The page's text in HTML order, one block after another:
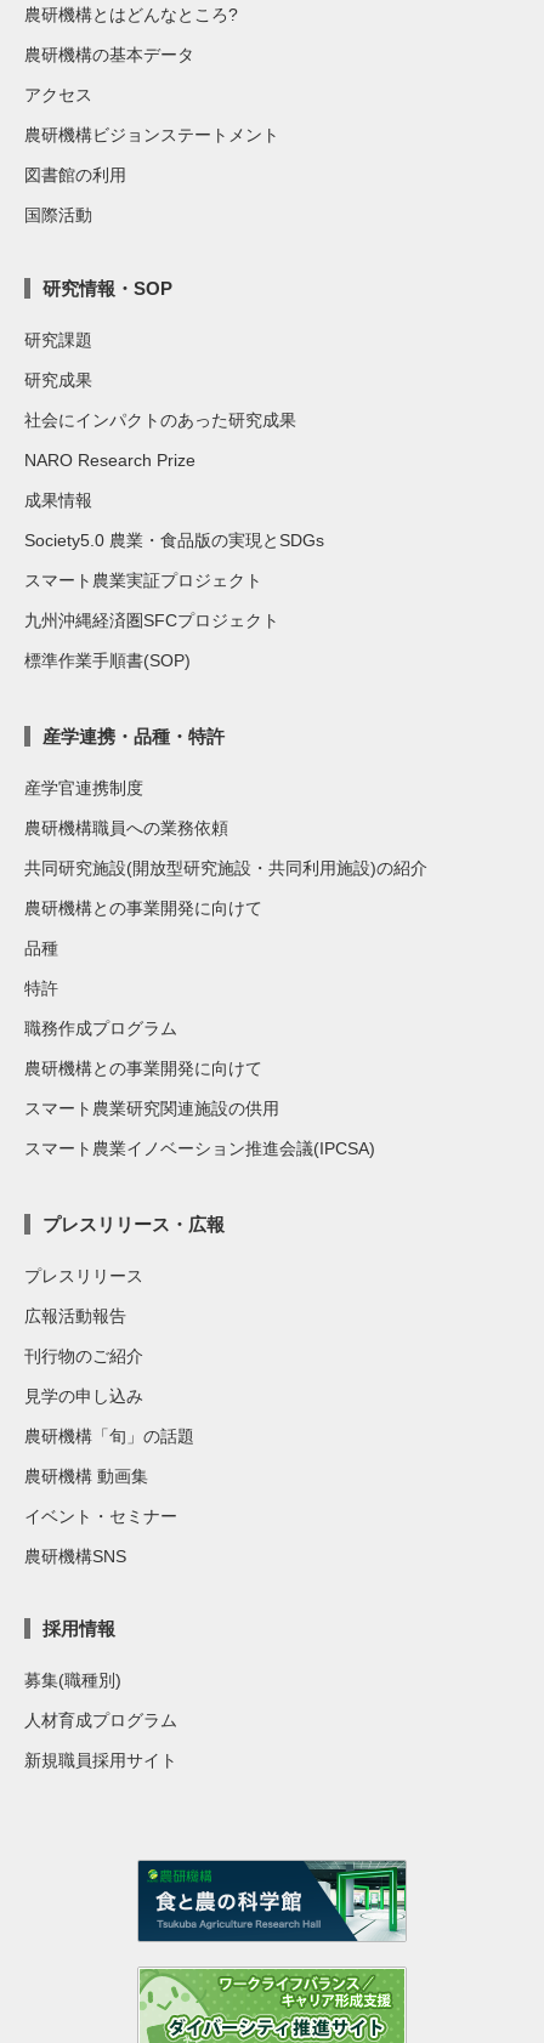
農研機構とはどんなところ?
農研機構の基本データ
アクセス
農研機構ビジョンステートメント
図書館の利用
国際活動
研究情報・SOP
研究課題
研究成果
社会にインパクトのあった研究成果
NARO Research Prize
成果情報
Society5.0 農業・食品版の実現とSDGs
スマート農業実証プロジェクト
九州沖縄経済圏SFCプロジェクト
標準作業手順書(SOP)
産学連携・品種・特許
産学官連携制度
農研機構職員への業務依頼
共同研究施設(開放型研究施設・共同利用施設)の紹介
農研機構との事業開発に向けて
品種
特許
職務作成プログラム
農研機構との事業開発に向けて
スマート農業研究関連施設の供用
スマート農業イノベーション推進会議(IPCSA)
プレスリリース・広報
プレスリリース
広報活動報告
刊行物のご紹介
見学の申し込み
農研機構「旬」の話題
農研機構 動画集
イベント・セミナー
農研機構SNS
採用情報
募集(職種別)
人材育成プログラム
新規職員採用サイト